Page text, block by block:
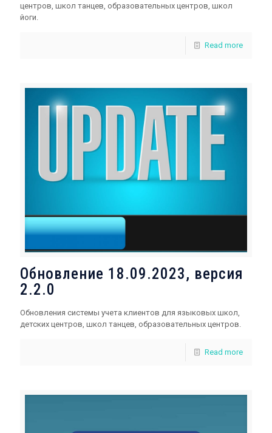
центров, школ танцев, образовательных центров, школ
йоги.
Read more
Обновление 18.09.2023, версия
2.2.0
Обновления системы учета клиентов для языковых школ,
детских центров, школ танцев, образовательных центров.
Read more